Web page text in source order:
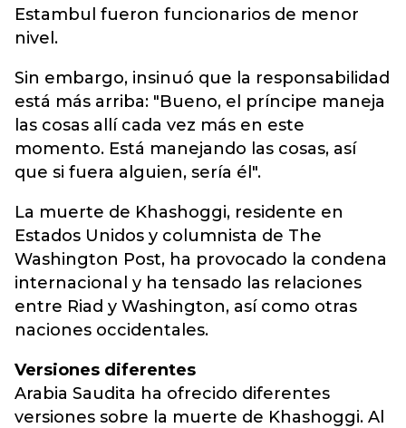
Estambul fueron funcionarios de menor
nivel.
Sin embargo, insinuó que la responsabilidad
está más arriba: "Bueno, el príncipe maneja
las cosas allí cada vez más en este
momento. Está manejando las cosas, así
que si fuera alguien, sería él".
La muerte de Khashoggi, residente en
Estados Unidos y columnista de The
Washington Post, ha provocado la condena
internacional y ha tensado las relaciones
entre Riad y Washington, así como otras
naciones occidentales.
Versiones diferentes
Arabia Saudita ha ofrecido diferentes
versiones sobre la muerte de Khashoggi. Al